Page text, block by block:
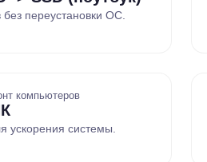
переустановки ОС.
компьютеров
ускорения системы.